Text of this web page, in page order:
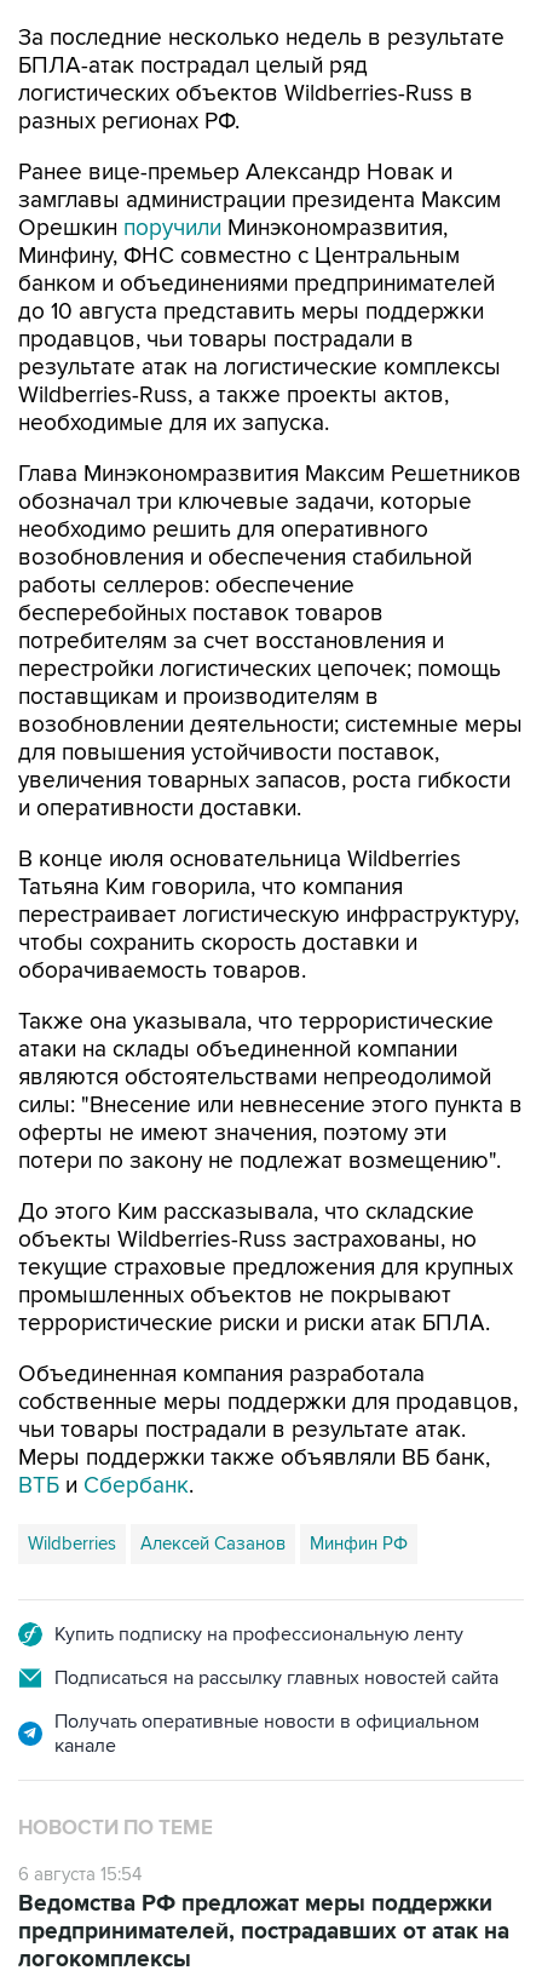
За последние несколько недель в результате
БПЛА-атак пострадал целый ряд
логистических объектов Wildberries-Russ в
разных регионах РФ.
Ранее вице-премьер Александр Новак и
замглавы администрации президента Максим
Орешкин поручили Минэкономразвития,
Минфину, ФНС совместно с Центральным
банком и объединениями предпринимателей
до 10 августа представить меры поддержки
продавцов, чьи товары пострадали в
результате атак на логистические комплексы
Wildberries-Russ, а также проекты актов,
необходимые для их запуска.
Глава Минэкономразвития Максим Решетников
обозначал три ключевые задачи, которые
необходимо решить для оперативного
возобновления и обеспечения стабильной
работы селлеров: обеспечение
бесперебойных поставок товаров
потребителям за счет восстановления и
перестройки логистических цепочек; помощь
поставщикам и производителям в
возобновлении деятельности; системные меры
для повышения устойчивости поставок,
увеличения товарных запасов, роста гибкости
и оперативности доставки.
В конце июля основательница Wildberries
Татьяна Ким говорила, что компания
перестраивает логистическую инфраструктуру,
чтобы сохранить скорость доставки и
оборачиваемость товаров.
Также она указывала, что террористические
атаки на склады объединенной компании
являются обстоятельствами непреодолимой
силы: "Внесение или невнесение этого пункта в
оферты не имеют значения, поэтому эти
потери по закону не подлежат возмещению".
До этого Ким рассказывала, что складские
объекты Wildberries-Russ застрахованы, но
текущие страховые предложения для крупных
промышленных объектов не покрывают
террористические риски и риски атак БПЛА.
Объединенная компания разработала
собственные меры поддержки для продавцов,
чьи товары пострадали в результате атак.
Меры поддержки также объявляли ВБ банк,
ВТБ и Сбербанк.
Wildberries Алексей Сазанов Минфин РФ
Купить подписку на профессиональную ленту
Подписаться на рассылку главных новостей сайта
Получать оперативные новости в официальном
канале
НОВОСТИ ПО ТЕМЕ
6 августа 15:54
Ведомства РФ предложат меры поддержки
предпринимателей, пострадавших от атак на
логокомплексы